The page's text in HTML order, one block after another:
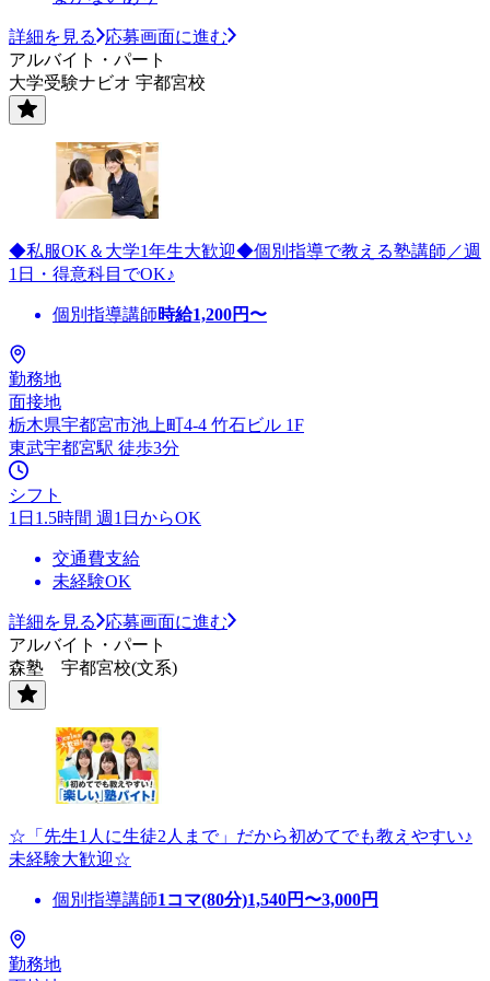
詳細を見る
応募画面に進む
アルバイト・パート
大学受験ナビオ 宇都宮校
◆私服OK＆大学1年生大歓迎◆個別指導で教える塾講師／週
1日・得意科目でOK♪
個別指導講師時給1,200円〜
勤務地
面接地
栃木県宇都宮市池上町4-4 竹石ビル 1F
東武宇都宮駅 徒歩3分
シフト
1日1.5時間 週1日からOK
交通費支給
未経験OK
詳細を見る
応募画面に進む
アルバイト・パート
森塾 宇都宮校(文系)
☆「先生1人に生徒2人まで」だから初めてでも教えやすい♪
未経験大歓迎☆
個別指導講師1コマ(80分)1,540円〜3,000円
勤務地